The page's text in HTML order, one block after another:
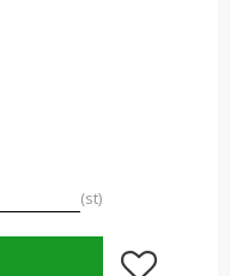
st
Lägg till i